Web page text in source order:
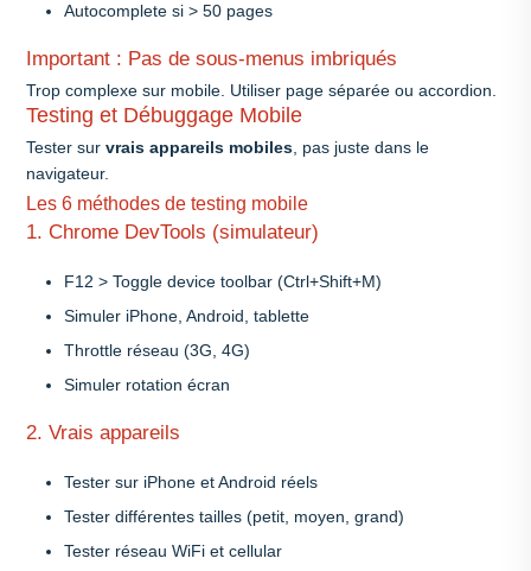
Autocomplete si > 50 pages
Important : Pas de sous-menus imbriqués
Trop complexe sur mobile. Utiliser page séparée ou accordion.
Testing et Débuggage Mobile
Tester sur vrais appareils mobiles, pas juste dans le
navigateur.
Les 6 méthodes de testing mobile
1. Chrome DevTools (simulateur)
F12 > Toggle device toolbar (Ctrl+Shift+M)
Simuler iPhone, Android, tablette
Throttle réseau (3G, 4G)
Simuler rotation écran
2. Vrais appareils
Tester sur iPhone et Android réels
Tester différentes tailles (petit, moyen, grand)
Tester réseau WiFi et cellular